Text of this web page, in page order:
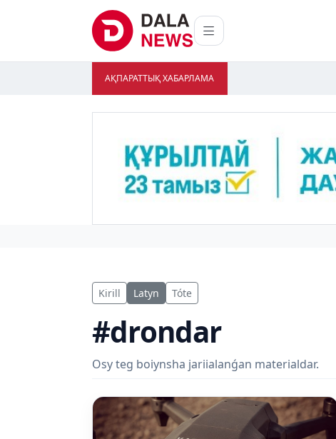
АҚПАРАТТЫҚ ХАБАРЛАМА
Kirill Latyn Tóte
#drondar
Osy teg boiynsha jariialanǵan materialdar.